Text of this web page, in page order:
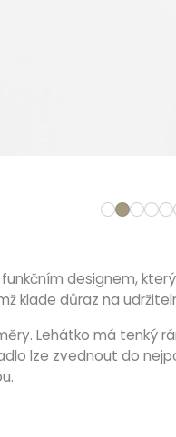
designem,
klade důraz na
Lehátko má tenký
lze zvednout do